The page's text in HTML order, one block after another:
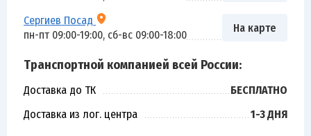
Сергиев Посад
пн-пт 09:00-19:00, сб-вс 09:00-18:00
На карте
Транспортной компанией всей России:
Доставка до ТК
БЕСПЛАТНО
Доставка из лог. центра
1-3 ДНЯ